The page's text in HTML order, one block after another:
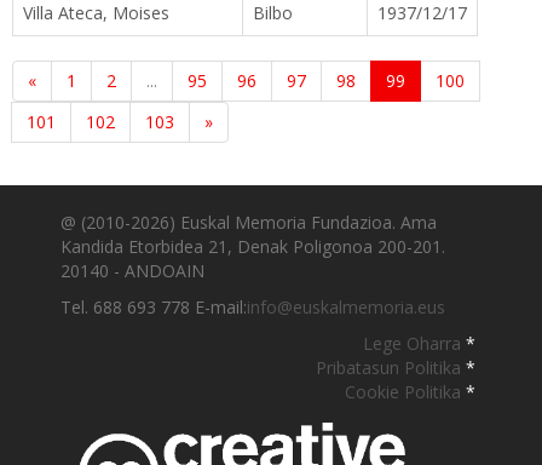
Villa Ateca, Moises
Bilbo 1937/12/17
« 1 2 ... 95 96 97 98 99
100
101
102 103 »
@ (2010-2026) Euskal Memoria Fundazioa. Ama
Kandida Etorbidea 21, Denak Poligonoa 200-201.
20140 - ANDOAIN
Tel. 688 693 778 E-mail:info@euskalmemoria.eus
Lege Oharra *
Pribatasun Politika *
Cookie Politika *